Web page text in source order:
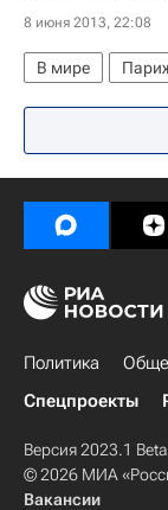
Нидерланды (до
Испания (до 21
8 июня 2013, 22:08
В мире
Весь мир
Политика
Спецпроекты
Версия 2023.1 Beta
© 2026 МИА
Вакансии